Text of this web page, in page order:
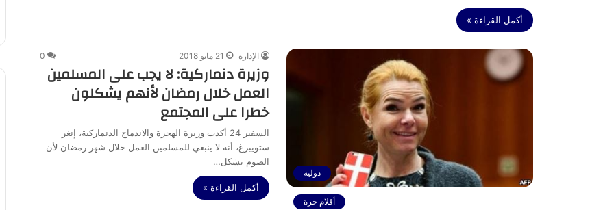
أكمل القراءة »
دولية
الإدارة 21 مايو 2018 0
وزيرة دنماركية: لا يجب على المسلمين
العمل خلال رمضان لأنهم يشكلون
خطرا على المجتمع
السفير 24 أكدت وزيرة الهجرة والاندماج الدنماركية، إنغر
ستويبرغ، أنه لا ينبغي للمسلمين العمل خلال شهر رمضان لأن
الصوم يشكل…
أكمل القراءة »
أقلام حرة